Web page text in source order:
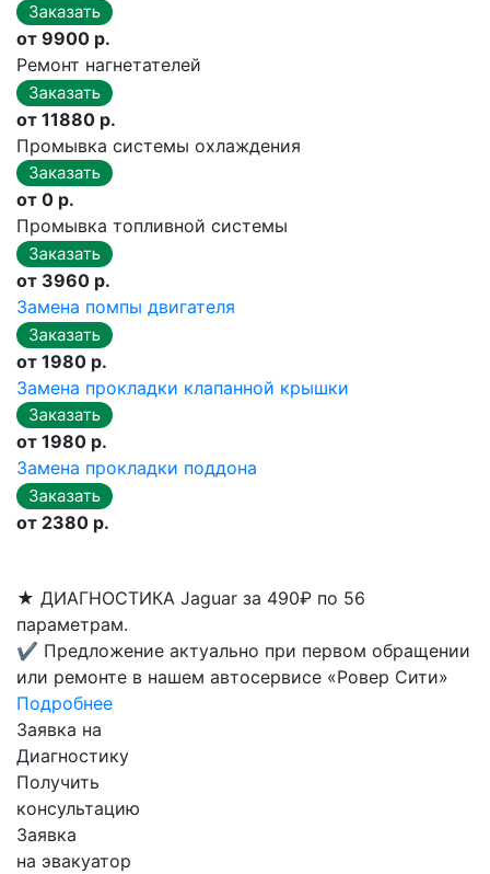
от 9900 р.
Ремонт нагнетателей
от 11880 р.
Промывка системы охлаждения
от 0 р.
Промывка топливной системы
от 3960 р.
Замена помпы двигателя
от 1980 р.
Замена прокладки клапанной крышки
от 1980 р.
Замена прокладки поддона
от 2380 р.
★ ДИАГНОСТИКА Jaguar за 490₽ по 56
параметрам.
✔ Предложение актуально при первом обращении
или ремонте в нашем автосервисе «Ровер Сити»
Подробнее
Заявка на
Диагностику
Получить
консультацию
Заявка
на эвакуатор